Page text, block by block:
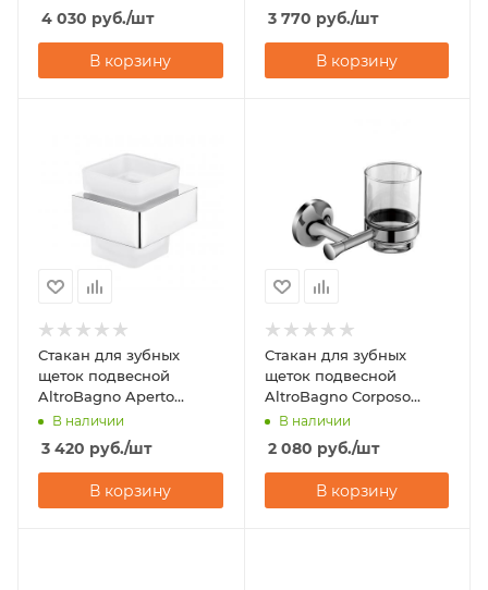
4 030 руб./шт
В корзину
3 770 руб./шт
В корзину
Стакан для зубных
щеток подвесной
AltroBagno Aperto
080202 Cr
В наличии
3 420 руб./шт
В корзину
Стакан для зубных
щеток подвесной
AltroBagno Corposo
080204 Cr
В наличии
2 080 руб./шт
В корзину